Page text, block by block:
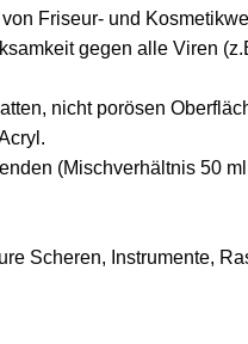
Friseur- und
gegen alle Viren
nicht porösen
(Mischverhältnis 50
Scheren, Instrumente,